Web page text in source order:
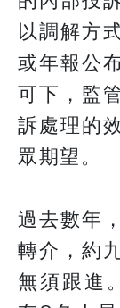
以調解方
或年報公
可下，監
訴處理的
眾期望。
過去數年
轉介，約
無須跟進